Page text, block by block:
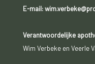
E-mail:
Verantwoordelijke
Wim Verbeke en Veerle